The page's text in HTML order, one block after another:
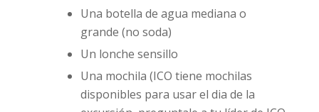
Una botella de agua mediana o
grande (no soda)
Un lonche sensillo
Una mochila (ICO tiene mochilas
disponibles para usar el dia de la